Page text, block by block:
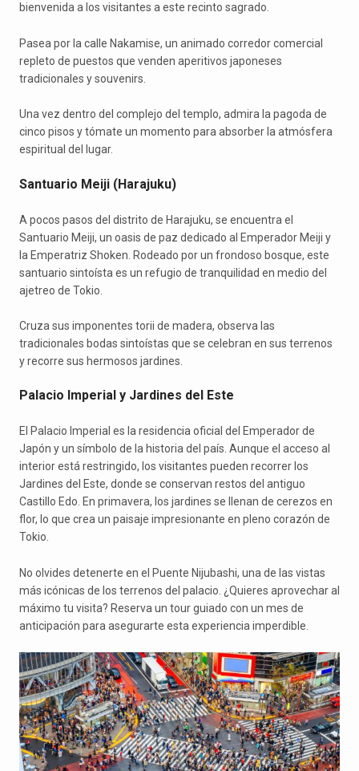
bienvenida a los visitantes a este recinto sagrado.
Pasea por la calle Nakamise, un animado corredor comercial
repleto de puestos que venden aperitivos japoneses
tradicionales y souvenirs.
Una vez dentro del complejo del templo, admira la pagoda de
cinco pisos y tómate un momento para absorber la atmósfera
espiritual del lugar.
Santuario Meiji (Harajuku)
A pocos pasos del distrito de Harajuku, se encuentra el
Santuario Meiji, un oasis de paz dedicado al Emperador Meiji y
la Emperatriz Shoken. Rodeado por un frondoso bosque, este
santuario sintoísta es un refugio de tranquilidad en medio del
ajetreo de Tokio.
Cruza sus imponentes torii de madera, observa las
tradicionales bodas sintoístas que se celebran en sus terrenos
y recorre sus hermosos jardines.
Palacio Imperial y Jardines del Este
El Palacio Imperial es la residencia oficial del Emperador de
Japón y un símbolo de la historia del país. Aunque el acceso al
interior está restringido, los visitantes pueden recorrer los
Jardines del Este, donde se conservan restos del antiguo
Castillo Edo. En primavera, los jardines se llenan de cerezos en
flor, lo que crea un paisaje impresionante en pleno corazón de
Tokio.
No olvides detenerte en el Puente Nijubashi, una de las vistas
más icónicas de los terrenos del palacio. ¿Quieres aprovechar al
máximo tu visita? Reserva un tour guiado con un mes de
anticipación para asegurarte esta experiencia imperdible.